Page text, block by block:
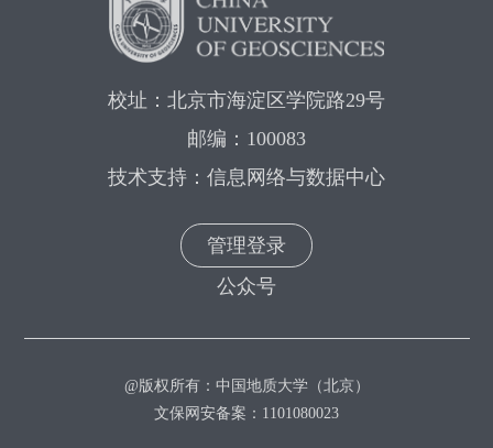
校址：北京市海淀区学院路29号
邮编：100083
技术支持：信息网络与数据中心
管理登录
公众号
@版权所有：中国地质大学（北京）
文保网安备案：1101080023